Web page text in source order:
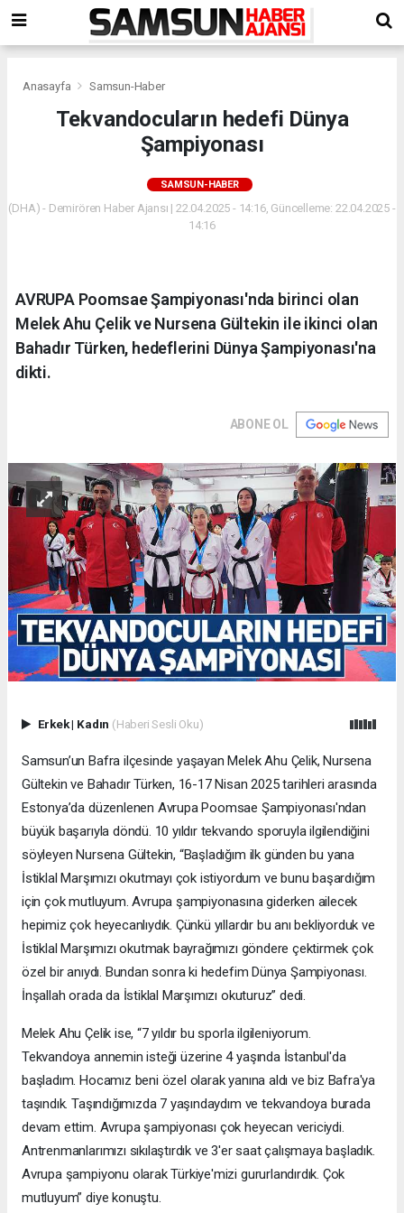
Anasayfa Samsun-Haber
Tekvandocuların hedefi Dünya
Şampiyonası
SAMSUN-HABER
(DHA) - Demirören Haber Ajansı | 22.04.2025 - 14:16, Güncelleme: 22.04.2025 -
14:16
AVRUPA Poomsae Şampiyonası'nda birinci olan
Melek Ahu Çelik ve Nursena Gültekin ile ikinci olan
Bahadır Türken, hedeflerini Dünya Şampiyonası'na
dikti.
ABONE OL
Erkek| Kadın (Haberi Sesli Oku)
Samsun’un Bafra ilçesinde yaşayan Melek Ahu Çelik, Nursena
Gültekin ve Bahadır Türken, 16-17 Nisan 2025 tarihleri arasında
Estonya’da düzenlenen Avrupa Poomsae Şampiyonası'ndan
büyük başarıyla döndü. 10 yıldır tekvando sporuyla ilgilendiğini
söyleyen Nursena Gültekin, “Başladığım ilk günden bu yana
İstiklal Marşımızı okutmayı çok istiyordum ve bunu başardığım
için çok mutluyum. Avrupa şampiyonasına giderken ailecek
hepimiz çok heyecanlıydık. Çünkü yıllardır bu anı bekliyorduk ve
İstiklal Marşımızı okutmak bayrağımızı göndere çektirmek çok
özel bir anıydı. Bundan sonra ki hedefim Dünya Şampiyonası.
İnşallah orada da İstiklal Marşımızı okuturuz” dedi.
Melek Ahu Çelik ise, “7 yıldır bu sporla ilgileniyorum.
Tekvandoya annemin isteği üzerine 4 yaşında İstanbul'da
başladım. Hocamız beni özel olarak yanına aldı ve biz Bafra'ya
taşındık. Taşındığımızda 7 yaşındaydım ve tekvandoya burada
devam ettim. Avrupa şampiyonası çok heyecan vericiydi.
Antrenmanlarımızı sıkılaştırdık ve 3'er saat çalışmaya başladık.
Avrupa şampiyonu olarak Türkiye'mizi gururlandırdık. Çok
mutluyum” diye konuştu.